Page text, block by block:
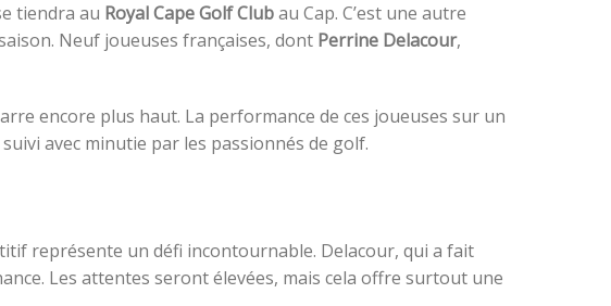
tiendra au Royal Cape Golf Clubau Cap. C’est une autre
Neuf joueuses françaises, dont Perrine Delacour,
encore plus haut. La performance de ces joueuses sur un
avec minutie par les passionnés de golf.
représente un défi incontournable. Delacour, qui a fait
Les attentes seront élevées, mais cela offre surtout une